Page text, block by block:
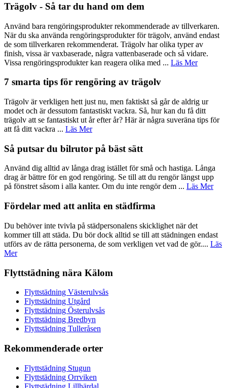
Trägolv - Så tar du hand om dem
Använd bara rengöringsprodukter rekommenderade av tillverkaren.
När du ska använda rengöringsprodukter för trägolv, använd endast
de som tillverkaren rekommenderat. Trägolv har olika typer av
finish, vissa är vaxbaserade, några vattenbaserade och så vidare.
Vissa rengöringsprodukter kan reagera olika med ... Läs Mer
7 smarta tips för rengöring av trägolv
Trägolv är verkligen hett just nu, men faktiskt så går de aldrig ur
modet och är dessutom fantastiskt vackra. Så, hur kan du få ditt
trägolv att se fantastiskt ut år efter år? Här är några suveräna tips för
att få ditt vackra ... Läs Mer
Så putsar du bilrutor på bäst sätt
Använd dig alltid av långa drag istället för små och hastiga. Långa
drag är bättre för en god rengöring. Se till att du rengör längst upp
på fönstret såsom i alla kanter. Om du inte rengör dem ... Läs Mer
Fördelar med att anlita en städfirma
Du behöver inte tvivla på städpersonalens skicklighet när det
kommer till att städa. Du bör dock alltid se till att städningen endast
utförs av de rätta personerna, de som verkligen vet vad de gör.... Läs
Mer
Flyttstädning nära Kälom
Flyttstädning Västerulvsås
Flyttstädning Utgård
Flyttstädning Österulvsås
Flyttstädning Bredbyn
Flyttstädning Tulleråsen
Rekommenderade orter
Flyttstädning Stugun
Flyttstädning Orrviken
Flyttstädning Lillhärdal